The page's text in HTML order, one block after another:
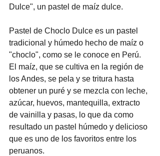
Dulce", un pastel de maíz dulce.
Pastel de Choclo Dulce es un pastel
tradicional y húmedo hecho de maíz o
"choclo", como se le conoce en Perú.
El maíz, que se cultiva en la región de
los Andes, se pela y se tritura hasta
obtener un puré y se mezcla con leche,
azúcar, huevos, mantequilla, extracto
de vainilla y pasas, lo que da como
resultado un pastel húmedo y delicioso
que es uno de los favoritos entre los
peruanos.